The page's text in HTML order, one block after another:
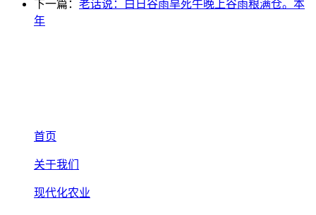
下一篇： 老话说：白日谷雨旱死牛晚上谷雨粮满仓。本
年
首页
关于我们
现代化农业